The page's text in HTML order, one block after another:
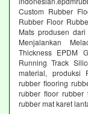
Custom Rubber
Rubber Floor
Mats produsen
Menjalankan
Thickness EPDM
Running Track
material, produksi
rubber flooring
rubber floor rubber
rubber mat karet